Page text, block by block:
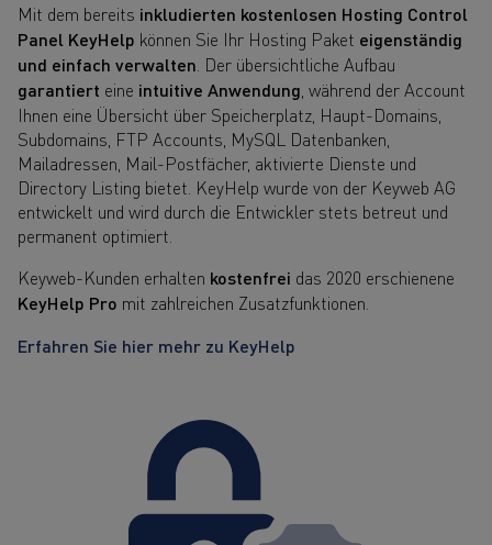
Mit dem bereits inkludierten kostenlosen Hosting Control
Panel KeyHelp können Sie Ihr Hosting Paket eigenständig
und einfach verwalten . Der übersichtliche Aufbau
garantiert eine intuitive Anwendung , während der Account
Ihnen eine Übersicht über Speicherplatz, Haupt-Domains,
Subdomains, FTP Accounts, MySQL Datenbanken,
Mailadressen, Mail-Postfächer, aktivierte Dienste und
Directory Listing bietet. KeyHelp wurde von der Keyweb AG
entwickelt und wird durch die Entwickler stets betreut und
permanent optimiert.
Keyweb-Kunden erhalten kostenfrei das 2020 erschienene
KeyHelp Pro mit zahlreichen Zusatzfunktionen.
Erfahren Sie hier mehr zu KeyHelp